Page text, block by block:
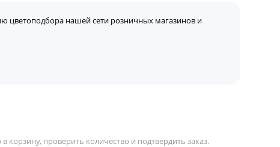
цветоподбора нашей сети розничных магазинов и
проверить количество и подтвердить заказ.